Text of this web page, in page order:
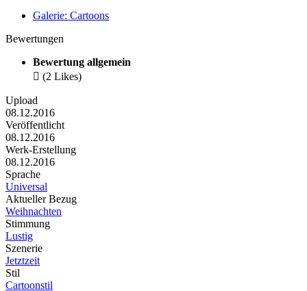
Galerie: Cartoons
Bewertungen
Bewertung allgemein
 (2 Likes)
Upload
08.12.2016
Veröffentlicht
08.12.2016
Werk-Erstellung
08.12.2016
Sprache
Universal
Aktueller Bezug
Weihnachten
Stimmung
Lustig
Szenerie
Jetztzeit
Stil
Cartoonstil